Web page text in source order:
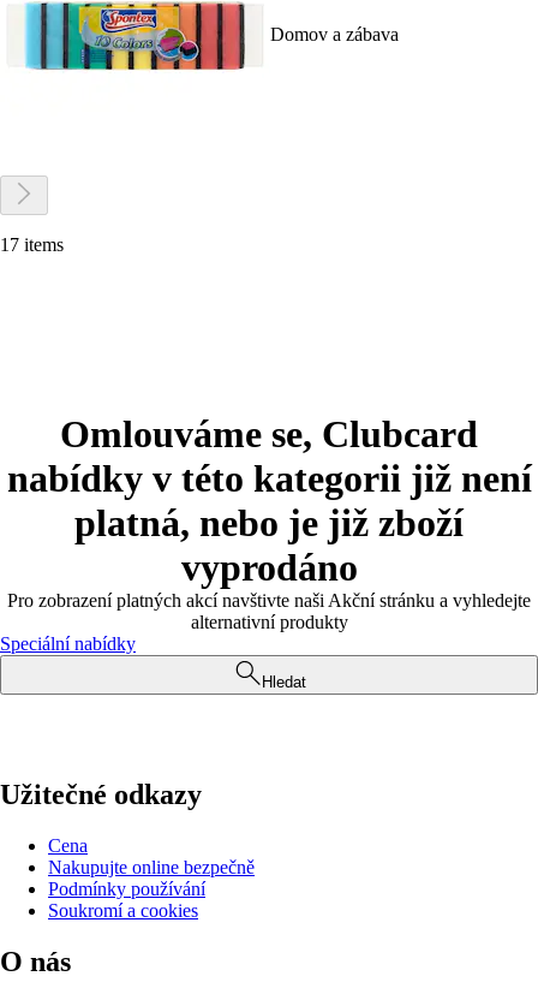
Domov a zábava
17 items
Omlouváme se, Clubcard
nabídky v této kategorii již není
platná, nebo je již zboží
vyprodáno
Pro zobrazení platných akcí navštivte naši Akční stránku a vyhledejte
alternativní produkty
Speciální nabídky
Hledat
Užitečné odkazy
Cena
Nakupujte online bezpečně
Podmínky používání
Soukromí a cookies
O nás